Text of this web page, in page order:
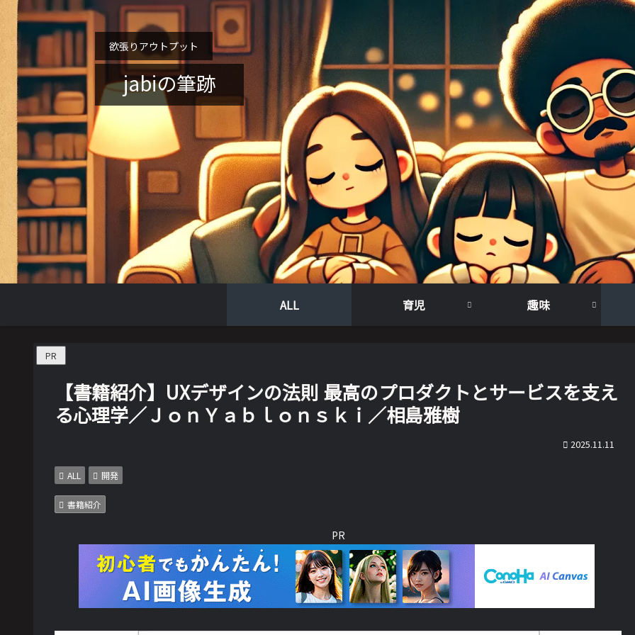
欲張りアウトプット
jabiの筆跡
ALL 育児 趣味
PR
【書籍紹介】UXデザインの法則 最高のプロダクトとサービスを支え
る心理学／ＪｏｎＹａｂｌｏｎｓｋｉ／相島雅樹
2025.11.11
ALL 開発
書籍紹介
PR